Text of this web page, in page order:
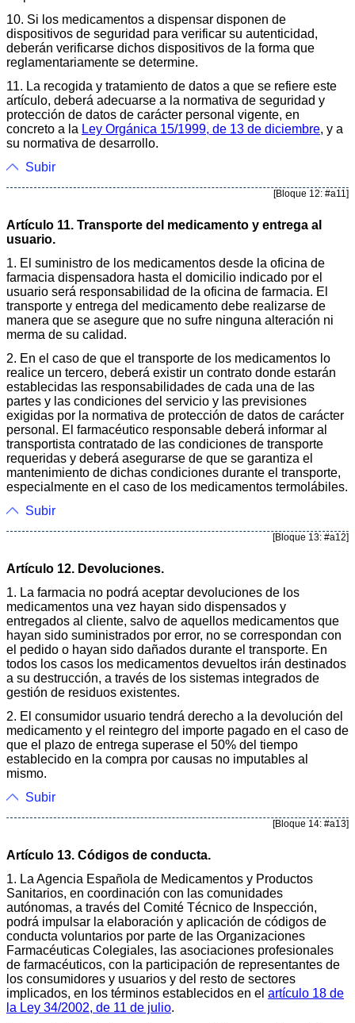
10. Si los medicamentos a dispensar disponen de
dispositivos de seguridad para verificar su autenticidad,
deberán verificarse dichos dispositivos de la forma que
reglamentariamente se determine.
11. La recogida y tratamiento de datos a que se refiere este
artículo, deberá adecuarse a la normativa de seguridad y
protección de datos de carácter personal vigente, en
concreto a la Ley Orgánica 15/1999, de 13 de diciembre, y a
su normativa de desarrollo.
Subir
[Bloque 12: #a11]
Artículo 11. Transporte del medicamento y entrega al
usuario.
1. El suministro de los medicamentos desde la oficina de
farmacia dispensadora hasta el domicilio indicado por el
usuario será responsabilidad de la oficina de farmacia. El
transporte y entrega del medicamento debe realizarse de
manera que se asegure que no sufre ninguna alteración ni
merma de su calidad.
2. En el caso de que el transporte de los medicamentos lo
realice un tercero, deberá existir un contrato donde estarán
establecidas las responsabilidades de cada una de las
partes y las condiciones del servicio y las previsiones
exigidas por la normativa de protección de datos de carácter
personal. El farmacéutico responsable deberá informar al
transportista contratado de las condiciones de transporte
requeridas y deberá asegurarse de que se garantiza el
mantenimiento de dichas condiciones durante el transporte,
especialmente en el caso de los medicamentos termolábiles.
Subir
[Bloque 13: #a12]
Artículo 12. Devoluciones.
1. La farmacia no podrá aceptar devoluciones de los
medicamentos una vez hayan sido dispensados y
entregados al cliente, salvo de aquellos medicamentos que
hayan sido suministrados por error, no se correspondan con
el pedido o hayan sido dañados durante el transporte. En
todos los casos los medicamentos devueltos irán destinados
a su destrucción, a través de los sistemas integrados de
gestión de residuos existentes.
2. El consumidor usuario tendrá derecho a la devolución del
medicamento y el reintegro del importe pagado en el caso de
que el plazo de entrega superase el 50% del tiempo
establecido en la compra por causas no imputables al
mismo.
Subir
[Bloque 14: #a13]
Artículo 13. Códigos de conducta.
1. La Agencia Española de Medicamentos y Productos
Sanitarios, en coordinación con las comunidades
autónomas, a través del Comité Técnico de Inspección,
podrá impulsar la elaboración y aplicación de códigos de
conducta voluntarios por parte de las Organizaciones
Farmacéuticas Colegiales, las asociaciones profesionales
de farmacéuticos, con la participación de representantes de
los consumidores y usuarios y del resto de sectores
implicados, en los términos establecidos en el artículo 18 de
la Ley 34/2002, de 11 de julio.